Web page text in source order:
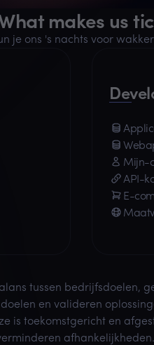
makes us
je ons 's nachts voor
Mijn-
API-
E-
tussen bedrijfsdoelen,
en valideren
is toekomstgericht en